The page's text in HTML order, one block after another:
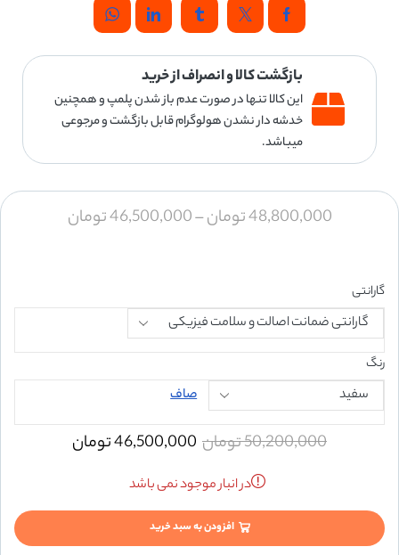
بازگشت کالا و انصراف از خرید
این کالا تنها در صورت عدم باز شدن پلمپ و همچنین
خدشه دار نشدن هولوگرام قابل بازگشت و مرجوعی
میباشد.
48,800,000تومان–
46,500,000تومان
گارانتی
رنگ
صاف
50,200,000تومان 46,500,000تومان
در انبار موجود نمی باشد
افزودن به سبد خرید